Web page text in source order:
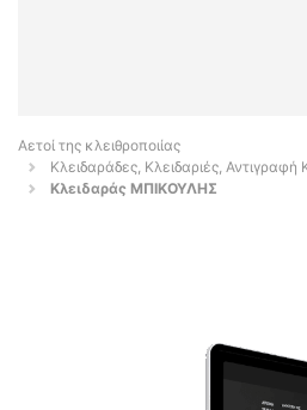
Αετοί της κλειθροποιίας
Κλειδαράδες, Κλειδαριές,
Κλειδαράς ΜΠΙΚΟΥΛΗΣ